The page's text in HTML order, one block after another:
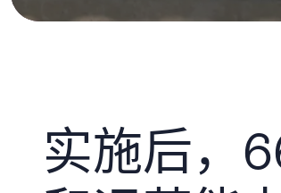
实施后，